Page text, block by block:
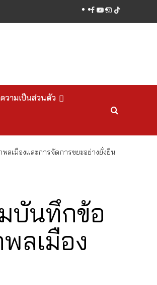
facebook
youtube
instagram
tiktok
วามเป็นส่วนตัว
เมืองและการจัดการขยะอย่างยั่งยืน
บันทึกข้อ
ลเมือง